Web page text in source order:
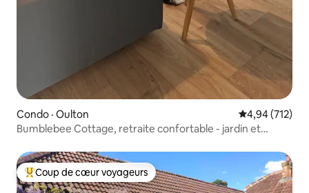
Condo · Oulton Note
4,94 (712)
Bumblebee Cottage, retraite confortable - jardin et
Coup de cœur voyageurs parmi les plus aimés
Coup de cœur voyageurs